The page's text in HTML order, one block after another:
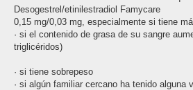
Desogestrel/etinilestradiol Famycare
0,15 mg/0,03 mg, especialmente si tiene
· si el contenido de grasa de su sangre
triglicéridos)
· si tiene sobrepeso
· si algún familiar cercano ha tenido alguna